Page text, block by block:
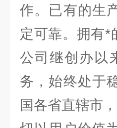
作。已有的生
定可靠。拥有*
公司继创办以
务，始终处于
国各省直辖市